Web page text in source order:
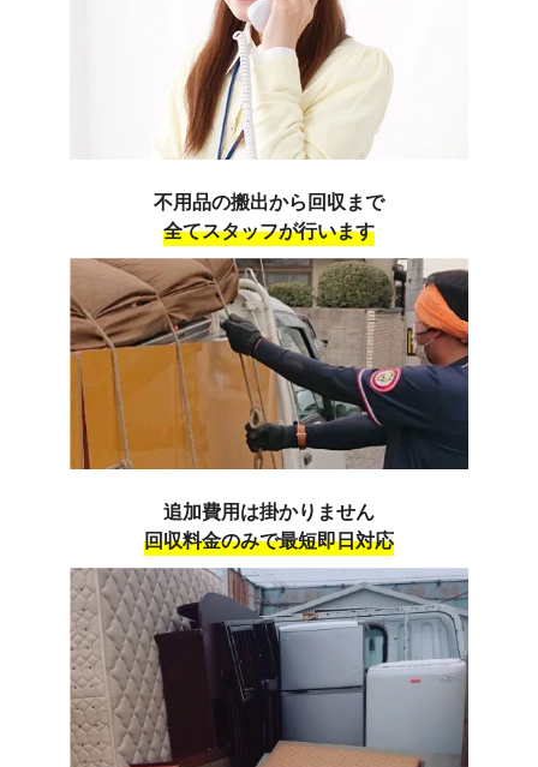
不用品の搬出から回収まで
全てスタッフが行います
追加費用は掛かりません
回収料金のみで最短即日対応